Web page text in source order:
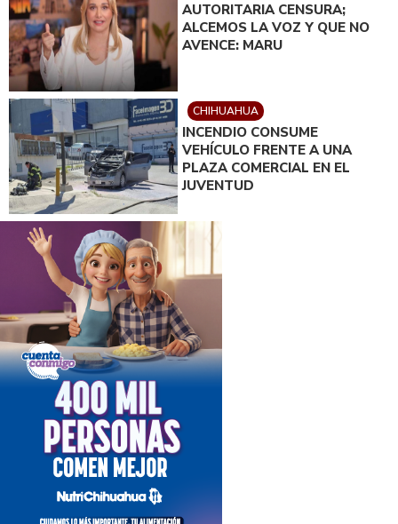
AUTORITARIA CENSURA;
ALCEMOS LA VOZ Y QUE NO
AVENCE: MARU
CHIHUAHUA
INCENDIO CONSUME
VEHÍCULO FRENTE A UNA
PLAZA COMERCIAL EN EL
JUVENTUD